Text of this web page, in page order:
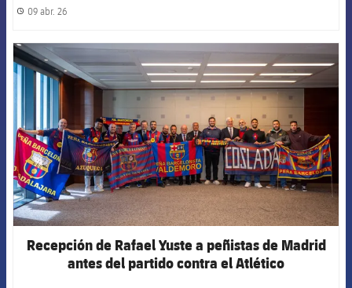
label.share.clock
09 abr. 26
FCB Barcelona badge
Recepción de Rafael Yuste a peñistas de Madrid
antes del partido contra el Atlético